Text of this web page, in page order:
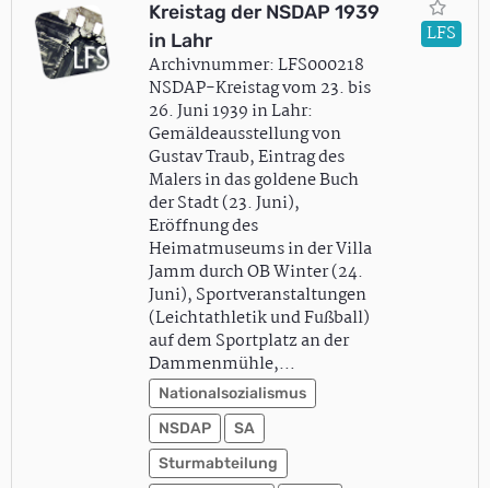
Kreistag der NSDAP 1939
in Lahr
Archivnummer: LFS000218
NSDAP-Kreistag vom 23. bis
26. Juni 1939 in Lahr:
Gemäldeausstellung von
Gustav Traub, Eintrag des
Malers in das goldene Buch
der Stadt (23. Juni),
Eröffnung des
Heimatmuseums in der Villa
Jamm durch OB Winter (24.
Juni), Sportveranstaltungen
(Leichtathletik und Fußball)
auf dem Sportplatz an der
Dammenmühle,…
Nationalsozialismus
NSDAP
SA
Sturmabteilung
LFS